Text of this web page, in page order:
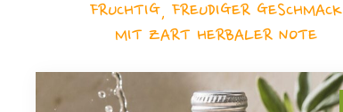
FRUCHTIG, FREUDIGER GESCHMACK
MIT ZART HERBALER NOTE